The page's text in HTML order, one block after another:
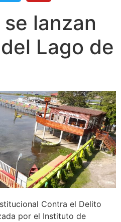
se lanzan
Lago de
Contra el Delito
por el Instituto de